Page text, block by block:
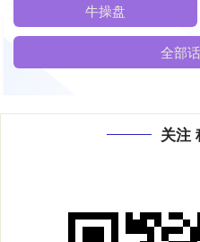
牛操盘
全部
关注